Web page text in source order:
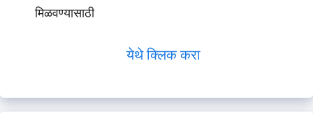
मिळवण्यासाठी
येथे क्लिक करा